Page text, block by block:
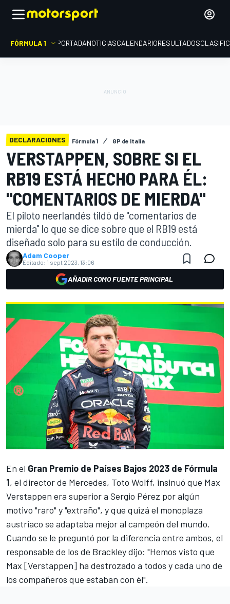
FÓRMULA 1 PORTADANOTICIASCALENDARIORESULTADOS
DECLARACIONES Fórmula 1 GP de Italia
VERSTAPPEN, SOBRE SI EL
RB19 ESTÁ HECHO PARA ÉL:
"COMENTARIOS DE MIERDA"
El piloto neerlandés tildó de "comentarios de
mierda" lo que se dice sobre que el RB19 está
diseñado solo para su estilo de conducción.
Adam Cooper
Editado: 1 sept 2023, 13:06
AÑADIR COMO FUENTE PRINCIPAL
En el Gran Premio de Países Bajos 2023 de Fórmula
1, el director de Mercedes, Toto Wolff, insinuó que Max
Verstappen era superior a Sergio Pérez por algún
motivo "raro" y "extraño", y que quizá el monoplaza
austriaco se adaptaba mejor al campeón del mundo.
Cuando se le preguntó por la diferencia entre ambos, el
responsable de los de Brackley dijo: "Hemos visto que
Max [Verstappen] ha destrozado a todos y cada uno de
los compañeros que estaban con él".